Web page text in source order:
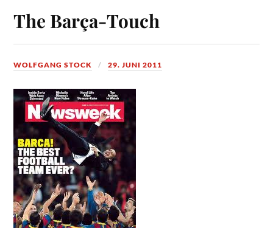
The Barça-Touch
WOLFGANG STOCK 29. JUNI 2011